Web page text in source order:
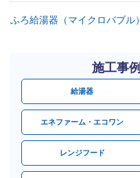
ふろ給湯器（マイクロバブル
施工事
給湯器
エネファーム・エコワン
レンジフード